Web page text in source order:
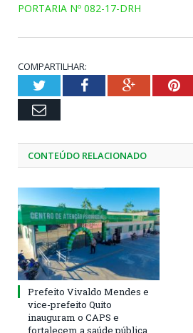
PORTARIA Nº 082-17-DRH
COMPARTILHAR:
TwitterFacebookGoogle+
Email
CONTEÚDO RELACIONADO
Prefeito Vivaldo Mendes e
vice-prefeito Quito
inauguram o CAPS e
fortalecem a saúde pública